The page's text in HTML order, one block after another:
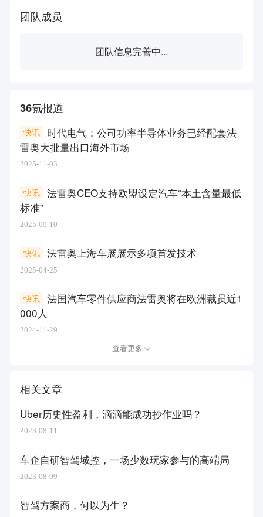
团队成员
团队信息完善中...
36氪报道
时代电气：公司功率半导体业务已经配套法
雷奥大批量出口海外市场
快讯
2025-11-03
法雷奥CEO支持欧盟设定汽车“本土含量最低
标准”
快讯
2025-09-10
法雷奥上海车展展示多项首发技术
快讯
2025-04-25
法国汽车零件供应商法雷奥将在欧洲裁员近1
000人
快讯
2024-11-29
查看更多
相关文章
Uber历史性盈利，滴滴能成功抄作业吗？
2023-08-11
车企自研智驾域控，一场少数玩家参与的高端局
2023-08-09
智驾方案商，何以为生？